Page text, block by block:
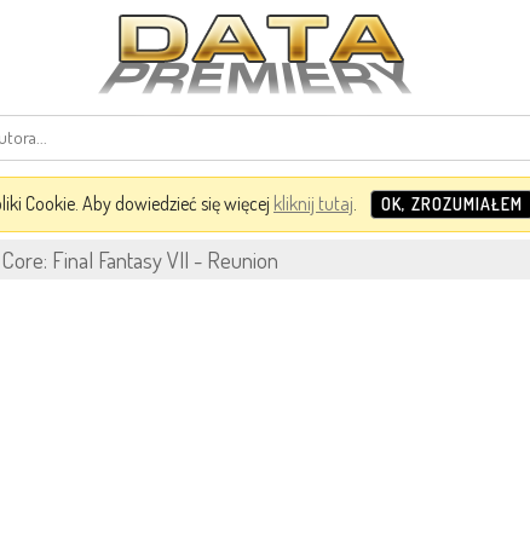
Cookie. Aby dowiedzieć się więcej kliknij tutaj. OK, ZROZUMIAŁEM
Final Fantasy VII - Reunion